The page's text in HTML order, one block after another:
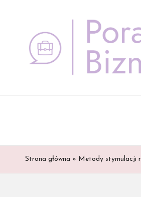
Strona główna » Metody stymulacji